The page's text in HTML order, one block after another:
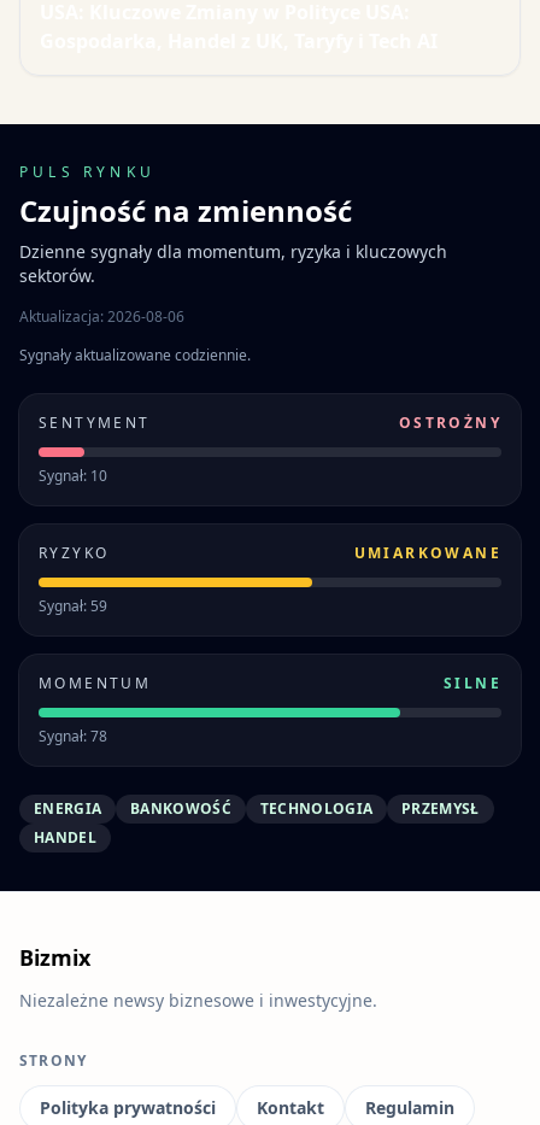
PULS RYNKU
Czujność na zmienność
Dzienne sygnały dla momentum, ryzyka i kluczowych
sektorów.
Aktualizacja: 2026-08-06
Sygnały aktualizowane codziennie.
SENTYMENT OSTROŻNY
Sygnał: 10
RYZYKO UMIARKOWANE
Sygnał: 59
MOMENTUM SILNE
Sygnał: 78
ENERGIA BANKOWOŚĆ TECHNOLOGIA
PRZEMYSŁ
HANDEL
Bizmix
Niezależne newsy biznesowe i inwestycyjne.
STRONY
Polityka prywatności Kontakt Regulamin